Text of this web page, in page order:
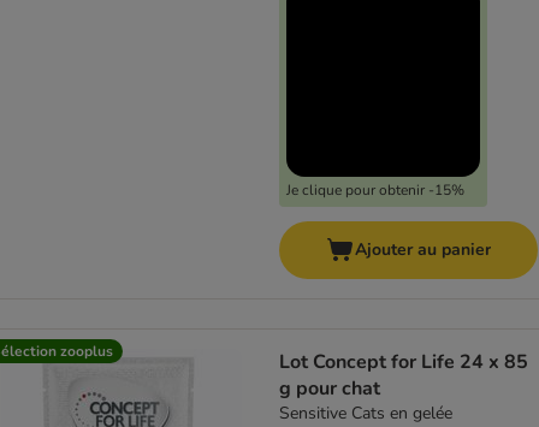
Je clique pour obtenir -15%
Ajouter au panier
zooplus
Lot Concept for Life 24 x 85
g pour chat
Sensitive Cats en gelée